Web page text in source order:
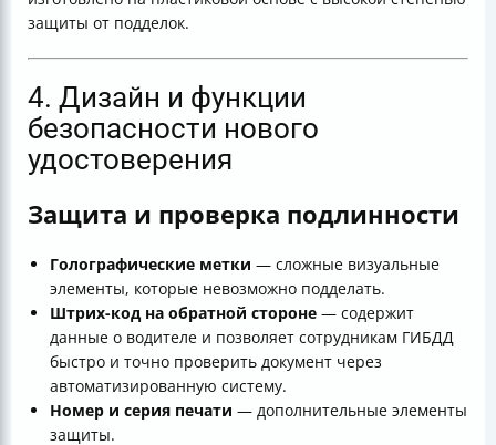
защиты от подделок.
4. Дизайн и функции
безопасности нового
удостоверения
Защита и проверка подлинности
Голографические метки — сложные визуальные
элементы, которые невозможно подделать.
Штрих-код на обратной стороне — содержит
данные о водителе и позволяет сотрудникам ГИБДД
быстро и точно проверить документ через
автоматизированную систему.
Номер и серия печати — дополнительные элементы
защиты.